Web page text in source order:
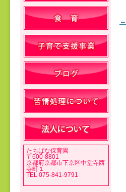
←
たちばな保育園
〒600-8801
京都府京都市下京区中堂寺西
寺町１
TEL 075-841-9791